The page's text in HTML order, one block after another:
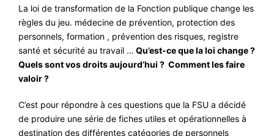
#FORMATION
#COMMUNIQUÉS
#ÉLECTIONS
#MÉDIAS
#PRESSE
La loi de transformation de la Fonction publique change les
règles du jeu. médecine de prévention, protection des
personnels, formation , prévention des risques, registre
santé et sécurité au travail … Qu’est-ce que la loi change ?
Quels sont vos droits aujourd’hui ? Comment les faire
valoir ?
C’est pour répondre à ces questions que la FSU a décidé
de produire une série de fiches utiles et opérationnelles à
destination des différentes catégories de personnels